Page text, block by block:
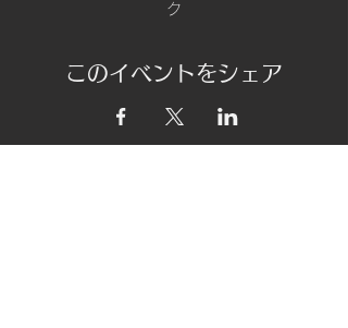
ク
このイベントをシェア